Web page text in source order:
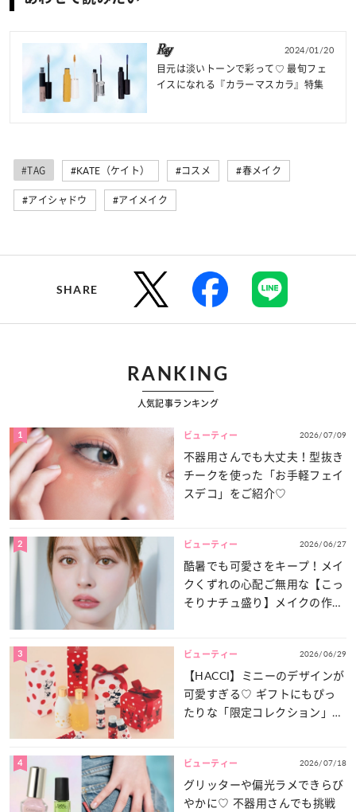
2024/01/20
目元は淡いトーンで彩って♡ 最旬フェ
イスになれる『カラーマスカラ』特集
#TAG #KATE（ケイト） #コスメ #春メイク
#アイシャドウ #アイメイク
SHARE
RANKING
人気記事ランキング
1 ビューティー 2026/07/09
不器用さんでも大丈夫！型抜き
チークを使った「お手軽フェイ
スデコ」をご紹介♡
2 ビューティー 2026/06/27
酷暑でも可愛さをキープ！メイ
クくずれの心配ご無用な【こっ
そりナチュ盛り】メイクの作り
3 ビューティー 2026/06/29
【HACCI】ミニーのデザインが
可愛すぎる♡ ギフトにもぴっ
たりな「限定コレクション」が
4 ビューティー 2026/07/18
グリッターや偏光ラメできらび
やかに♡ 不器用さんでも挑戦